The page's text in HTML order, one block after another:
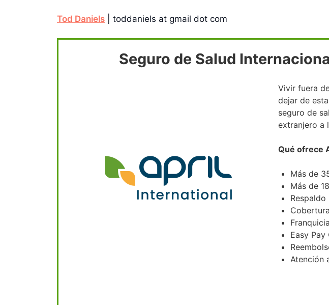
Tod Daniels | toddaniels at gmail dot com
Seguro de Salud
Vivir fuera
dejar de
seguro de
extranjero a
Qué ofrece
Más de
Más de
Easy
Atención